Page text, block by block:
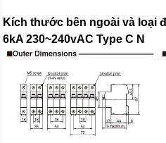
Kích thước bên ngoài và loại
6kA 230~240vAC Type C N